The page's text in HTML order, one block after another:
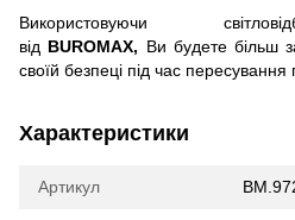
Використовуючи
від BUROMAX, Ви будете більш
своїй безпеці під час пересування
Характеристики
Артикул